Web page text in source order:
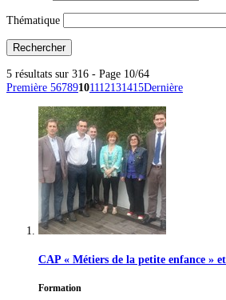
Thématique
5 résultats sur 316 - Page 10/64
Première 56789101112131415Dernière
CAP « Métiers de la petite enfance »
Formation